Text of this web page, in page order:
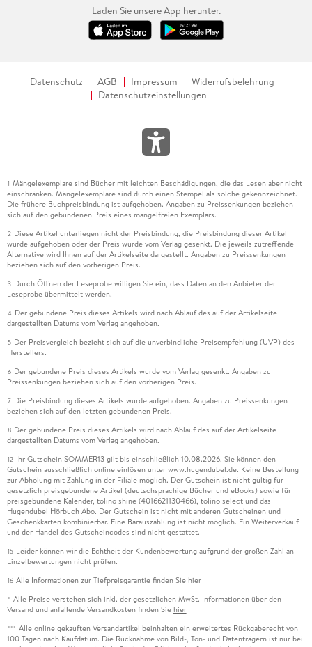
Laden Sie unsere App herunter.
Datenschutz AGB Impressum
Widerrufsbelehrung
Datenschutzeinstellungen
1 Mängelexemplare sind Bücher mit leichten Beschädigungen, die das Lesen aber nicht
einschränken. Mängelexemplare sind durch einen Stempel als solche gekennzeichnet.
Die frühere Buchpreisbindung ist aufgehoben. Angaben zu Preissenkungen beziehen
sich auf den gebundenen Preis eines mangelfreien Exemplars.
2 Diese Artikel unterliegen nicht der Preisbindung, die Preisbindung dieser Artikel
wurde aufgehoben oder der Preis wurde vom Verlag gesenkt. Die jeweils zutreffende
Alternative wird Ihnen auf der Artikelseite dargestellt. Angaben zu Preissenkungen
beziehen sich auf den vorherigen Preis.
3 Durch Öffnen der Leseprobe willigen Sie ein, dass Daten an den Anbieter der
Leseprobe übermittelt werden.
4 Der gebundene Preis dieses Artikels wird nach Ablauf des auf der Artikelseite
dargestellten Datums vom Verlag angehoben.
5 Der Preisvergleich bezieht sich auf die unverbindliche Preisempfehlung (UVP) des
Herstellers.
6 Der gebundene Preis dieses Artikels wurde vom Verlag gesenkt. Angaben zu
Preissenkungen beziehen sich auf den vorherigen Preis.
7 Die Preisbindung dieses Artikels wurde aufgehoben. Angaben zu Preissenkungen
beziehen sich auf den letzten gebundenen Preis.
8 Der gebundene Preis dieses Artikels wird nach Ablauf des auf der Artikelseite
dargestellten Datums vom Verlag angehoben.
12 Ihr Gutschein SOMMER13 gilt bis einschließlich 10.08.2026. Sie können den
Gutschein ausschließlich online einlösen unter www.hugendubel.de. Keine Bestellung
zur Abholung mit Zahlung in der Filiale möglich. Der Gutschein ist nicht gültig für
gesetzlich preisgebundene Artikel (deutschsprachige Bücher und eBooks) sowie für
preisgebundene Kalender, tolino shine (4016621130466), tolino select und das
Hugendubel Hörbuch Abo. Der Gutschein ist nicht mit anderen Gutscheinen und
Geschenkkarten kombinierbar. Eine Barauszahlung ist nicht möglich. Ein Weiterverkauf
und der Handel des Gutscheincodes sind nicht gestattet.
15 Leider können wir die Echtheit der Kundenbewertung aufgrund der großen Zahl an
Einzelbewertungen nicht prüfen.
16 Alle Informationen zur Tiefpreisgarantie finden Sie hier
* Alle Preise verstehen sich inkl. der gesetzlichen MwSt. Informationen über den
Versand und anfallende Versandkosten finden Sie hier
*** Alle online gekauften Versandartikel beinhalten ein erweitertes Rückgaberecht von
100 Tagen nach Kaufdatum. Die Rücknahme von Bild-, Ton- und Datenträgern ist nur bei